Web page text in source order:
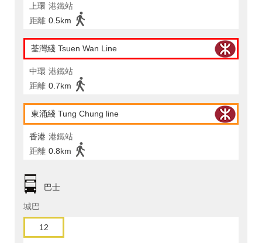
上環 港鐵站
距離 0.5km
荃灣綫 Tsuen Wan Line
中環 港鐵站
距離 0.7km
東涌綫 Tung Chung line
香港 港鐵站
距離 0.8km
巴士
城巴
12